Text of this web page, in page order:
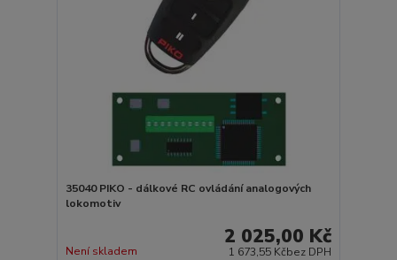
35040 PIKO - dálkové RC ovládání analogových
lokomotiv
2 025,00 Kč
1 673,55 Kčbez DPH
Není skladem